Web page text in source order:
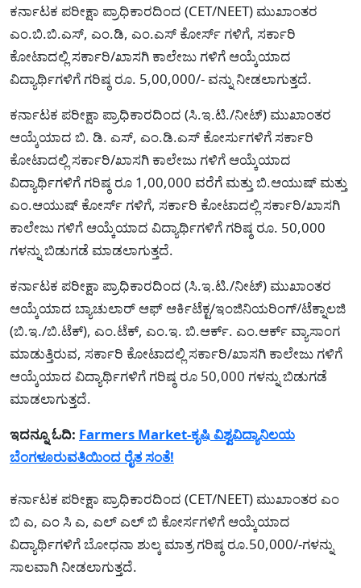
ಕರ್ನಾಟಕ ಪರೀಕ್ಷಾ ಪ್ರಾಧಿಕಾರದಿಂದ (CET/NEET) ಮುಖಾಂತರ
ಎಂ.ಬಿ.ಬಿ.ಎಸ್, ಎಂ.ಡಿ, ಎಂ.ಎಸ್ ಕೋರ್ಸ್ ಗಳಿಗೆ, ಸರ್ಕಾರಿ
ಕೋಟಾದಲ್ಲಿ ಸರ್ಕಾರಿ/ಖಾಸಗಿ ಕಾಲೇಜು ಗಳಿಗೆ ಆಯ್ಕೆಯಾದ
ವಿದ್ಯಾರ್ಥಿಗಳಿಗೆ ಗರಿಷ್ಠ ರೂ. 5,00,000/- ವನ್ನು ನೀಡಲಾಗುತ್ತದೆ.
ಕರ್ನಾಟಕ ಪರೀಕ್ಷಾ ಪ್ರಾಧಿಕಾರದಿಂದ (ಸಿ.ಇ.ಟಿ./ನೀಟ್) ಮುಖಾಂತರ
ಆಯ್ಕೆಯಾದ ಬಿ. ಡಿ. ಎಸ್, ಎಂ.ಡಿ.ಎಸ್ ಕೋರ್ಸುಗಳಿಗೆ ಸರ್ಕಾರಿ
ಕೋಟಾದಲ್ಲಿ ಸರ್ಕಾರಿ/ಖಾಸಗಿ ಕಾಲೇಜು ಗಳಿಗೆ ಆಯ್ಕೆಯಾದ
ವಿದ್ಯಾರ್ಥಿಗಳಿಗೆ ಗರಿಷ್ಠ ರೂ 1,00,000 ವರೆಗೆ ಮತ್ತು ಬಿ.ಆಯುಷ್ ಮತ್ತು
ಎಂ.ಆಯುಷ್ ಕೋರ್ಸ್ ಗಳಿಗೆ, ಸರ್ಕಾರಿ ಕೋಟಾದಲ್ಲಿ ಸರ್ಕಾರಿ/ಖಾಸಗಿ
ಕಾಲೇಜು ಗಳಿಗೆ ಆಯ್ಕೆಯಾದ ವಿದ್ಯಾರ್ಥಿಗಳಿಗೆ ಗರಿಷ್ಠ ರೂ. 50,000
ಗಳನ್ನು ಬಿಡುಗಡೆ ಮಾಡಲಾಗುತ್ತದೆ.
ಕರ್ನಾಟಕ ಪರೀಕ್ಷಾ ಪ್ರಾಧಿಕಾರದಿಂದ (ಸಿ.ಇ.ಟಿ./ನೀಟ್) ಮುಖಾಂತರ
ಆಯ್ಕೆಯಾದ ಬ್ಯಾಚುಲಾರ್ ಆಫ್ ಆರ್ಕಿಟೆಕ್ಟ/ಇಂಜಿನಿಯರಿಂಗ್/ಟೆಕ್ನಾಲಜಿ
(ಬಿ.ಇ./ಬಿ.ಟೆಕ್), ಎಂ.ಟೆಕ್, ಎಂ.ಇ. ಬಿ.ಆರ್ಕ್. ಎಂ.ಆರ್ಕ್ ವ್ಯಾಸಾಂಗ
ಮಾಡುತ್ತಿರುವ, ಸರ್ಕಾರಿ ಕೋಟಾದಲ್ಲಿ ಸರ್ಕಾರಿ/ಖಾಸಗಿ ಕಾಲೇಜು ಗಳಿಗೆ
ಆಯ್ಕೆಯಾದ ವಿದ್ಯಾರ್ಥಿಗಳಿಗೆ ಗರಿಷ್ಠ ರೂ 50,000 ಗಳನ್ನು ಬಿಡುಗಡೆ
ಮಾಡಲಾಗುತ್ತದೆ.
ಇದನ್ನೂ ಓದಿ: Farmers Market-ಕೃಷಿ ವಿಶ್ವವಿದ್ಯಾನಿಲಯ
ಬೆಂಗಳೂರುವತಿಯಿಂದ ರೈತ ಸಂತೆ!
ಕರ್ನಾಟಕ ಪರೀಕ್ಷಾ ಪ್ರಾಧಿಕಾರದಿಂದ (CET/NEET) ಮುಖಾಂತರ ಎಂ
ಬಿ ಎ, ಎಂ ಸಿ ಎ, ಎಲ್ ಎಲ್ ಬಿ ಕೋರ್ಸಗಳಿಗೆ ಆಯ್ಕೆಯಾದ
ವಿದ್ಯಾರ್ಥಿಗಳಿಗೆ ಬೋಧನಾ ಶುಲ್ಕ ಮಾತ್ರ ಗರಿಷ್ಠ ರೂ.50,000/-ಗಳನ್ನು
ಸಾಲವಾಗಿ ನೀಡಲಾಗುತ್ತದೆ.